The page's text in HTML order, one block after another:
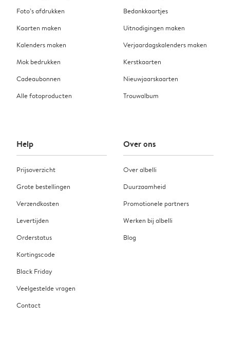
Foto’s afdrukken
Kaarten maken
Kalenders maken
Mok bedrukken
Cadeaubonnen
Alle fotoproducten
Bedankkaartjes
Uitnodigingen maken
Verjaardagskalenders maken
Kerstkaarten
Nieuwjaarskaarten
Trouwalbum
Help
Prijsoverzicht
Grote bestellingen
Verzendkosten
Levertijden
Orderstatus
Kortingscode
Black Friday
Veelgestelde vragen
Contact
Over ons
Over albelli
Duurzaamheid
Promotionele partners
Werken bij albelli
Blog